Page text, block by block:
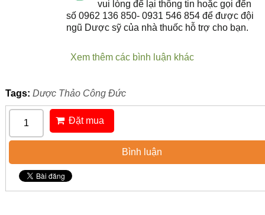
vui lòng để lại thông tin hoặc gọi đến
số 0962 136 850- 0931 546 854 để được đội
ngũ Dược sỹ của nhà thuốc hỗ trợ cho bạn.
Xem thêm các bình luận khác
Tags: Dược Thảo Công Đức
Đặt mua
Bình luận